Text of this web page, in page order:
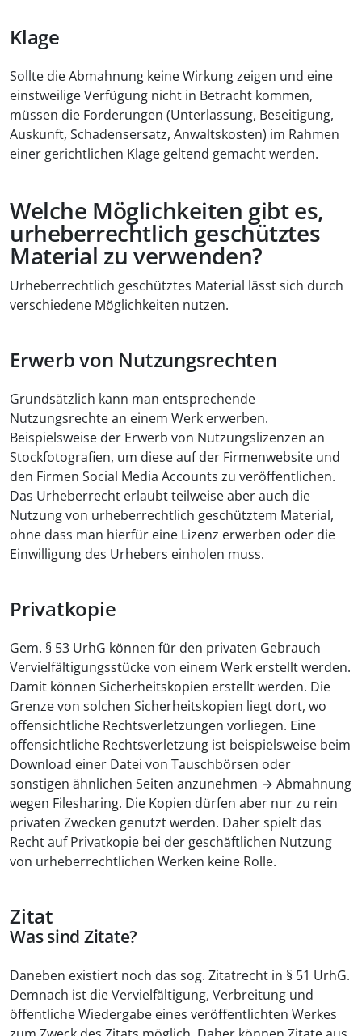
Klage
Sollte die Abmahnung keine Wirkung zeigen und eine
einstweilige Verfügung nicht in Betracht kommen,
müssen die Forderungen (Unterlassung, Beseitigung,
Auskunft, Schadensersatz, Anwaltskosten) im Rahmen
einer gerichtlichen Klage geltend gemacht werden.
Welche Möglichkeiten gibt es,
urheberrechtlich geschütztes
Material zu verwenden?
Urheberrechtlich geschütztes Material lässt sich durch
verschiedene Möglichkeiten nutzen.
Erwerb von Nutzungsrechten
Grundsätzlich kann man entsprechende
Nutzungsrechte an einem Werk erwerben.
Beispielsweise der Erwerb von Nutzungslizenzen an
Stockfotografien, um diese auf der Firmenwebsite und
den Firmen Social Media Accounts zu veröffentlichen.
Das Urheberrecht erlaubt teilweise aber auch die
Nutzung von urheberrechtlich geschütztem Material,
ohne dass man hierfür eine Lizenz erwerben oder die
Einwilligung des Urhebers einholen muss.
Privatkopie
Gem. § 53 UrhG können für den privaten Gebrauch
Vervielfältigungsstücke von einem Werk erstellt werden.
Damit können Sicherheitskopien erstellt werden. Die
Grenze von solchen Sicherheitskopien liegt dort, wo
offensichtliche Rechtsverletzungen vorliegen. Eine
offensichtliche Rechtsverletzung ist beispielsweise beim
Download einer Datei von Tauschbörsen oder
sonstigen ähnlichen Seiten anzunehmen → Abmahnung
wegen Filesharing. Die Kopien dürfen aber nur zu rein
privaten Zwecken genutzt werden. Daher spielt das
Recht auf Privatkopie bei der geschäftlichen Nutzung
von urheberrechtlichen Werken keine Rolle.
Zitat
Was sind Zitate?
Daneben existiert noch das sog. Zitatrecht in § 51 UrhG.
Demnach ist die Vervielfältigung, Verbreitung und
öffentliche Wiedergabe eines veröffentlichten Werkes